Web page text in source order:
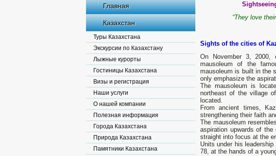
Главная
Казахстан
Туры Казахстана
Экскурсии по Казахстану
Лыжные курорты
Гостиницы Казахстана
Визы и регистрация
Наши услуги
О нашей компании
Полезная информация
Города Казахстана
Природа Казахстана
Памятники Казахстана
“They love
Sights of the cities of
On November 3,
mausoleum of the
mausoleum is built in the
only emphasize the
The mausoleum is
northeast of the village
located.
From ancient times,
strengthening their faith
The mausoleum
aspiration upwards of
straight into focus at the
Units under his
78, at the hands of a